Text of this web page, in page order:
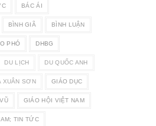
BÁC ÁI
BÌNH GIÃ BÌNH LUẬN
PHÓ DHBG
DU LỊCH DU QUỐC ANH
XUÂN SƠN GIÁO DỤC
GIÁO HỘI VIỆT NAM
TIN TỨC